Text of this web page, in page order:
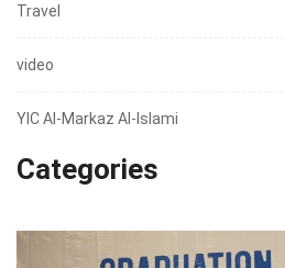
Travel
video
YIC Al-Markaz Al-Islami
Categories